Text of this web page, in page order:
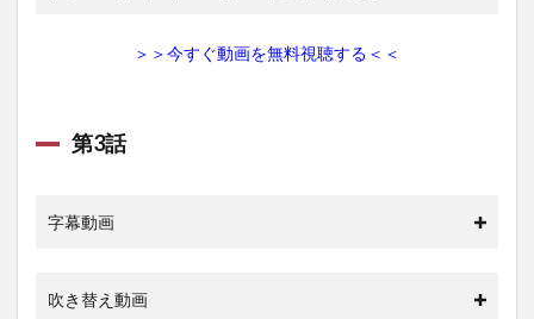
＞＞今すぐ動画を無料視聴する＜＜
第3話
字幕動画
吹き替え動画